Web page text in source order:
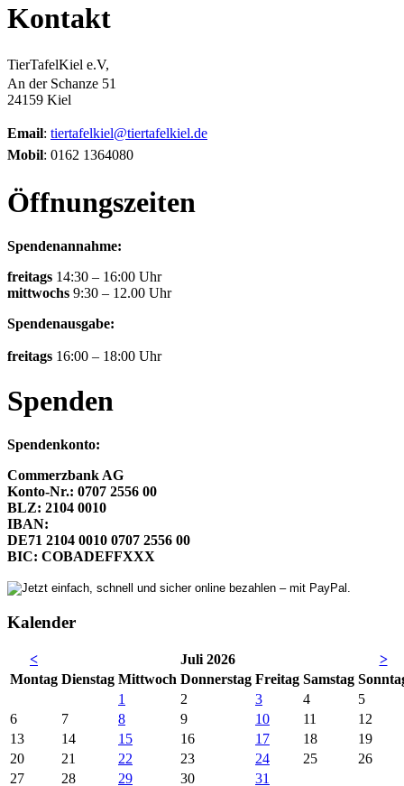
Kontakt
TierTafelKiel e.V,
An der Schanze 51
24159 Kiel
Email: tiertafelkiel@tiertafelkiel.de
Mobil: 0162 1364080
Öffnungszeiten
Spendenannahme:
freitags 14:30 – 16:00 Uhr
mittwochs 9:30 – 12.00 Uhr
Spendenausgabe:
freitags 16:00 – 18:00 Uhr
Spenden
Spendenkonto:
Commerzbank AG
Konto-Nr.: 0707 2556 00
BLZ: 2104 0010
IBAN:
DE71 2104 0010 0707 2556 00
BIC: COBADEFFXXX
Kalender
< Juli 2026
>
Montag Dienstag Mittwoch Donnerstag Freitag Samstag So
1
2 3 4
5
6
7 8 9 10 11
12
13
14 15 16 17 18
19
20
21 22 23 24 25
26
27
28 29 30 31